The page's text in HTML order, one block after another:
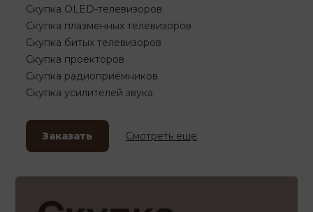
Скупка OLED-телевизоров
Скупка плазменных телевизоров
Скупка битых телевизоров
Скупка проекторов
Скупка радиоприёмников
Скупка усилителей звука
Заказать Смотреть еще